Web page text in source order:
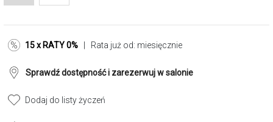
15 x RATY 0% | Rata już od: miesięcznie
Sprawdź dostępność i zarezerwuj w salonie
Dodaj do listy życzeń